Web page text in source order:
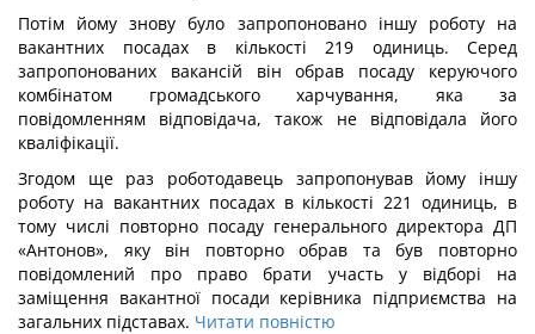
Потім йому знову було запропоновано іншу роботу на
вакантних посадах в кількості 219 одиниць. Серед
запропонованих вакансій він обрав посаду керуючого
комбінатом громадського харчування, яка за
повідомленням відповідача, також не відповідала його
кваліфікації.
Згодом ще раз роботодавець запропонував йому іншу
роботу на вакантних посадах в кількості 221 одиниць, в
тому числі повторно посаду генерального директора ДП
«Антонов», яку він повторно обрав та був повторно
повідомлений про право брати участь у відборі на
заміщення вакантної посади керівника підприємства на
загальних підставах. Читати повністю